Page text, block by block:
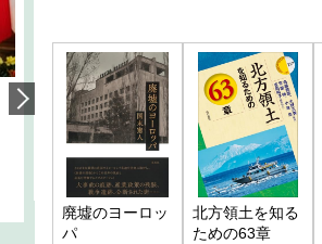
韓国にも理解してほしい「極東
1905年体制」における日米韓安
全保障協力の意味
千々和泰明
2026年5月15日
廃墟のヨーロッ
パ
北方領土を知る
ための63章